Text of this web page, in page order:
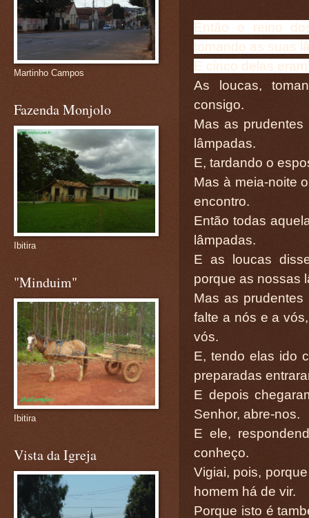
Então o reino
tomando as suas
E cinco delas
As loucas,
consigo.
Mas as
lâmpadas.
E, tardando o
Mas à meia-noite
encontro.
Então todas
lâmpadas.
E as loucas
porque as nossas
Mas as
falte a nós e a
vós.
E, tendo elas ido
preparadas
E depois
Senhor, abre-nos.
E ele,
conheço.
Vigiai, pois,
homem há de vir.
Porque isto é
Martinho Campos
Fazenda Monjolo
Ibitira
"Minduim"
Ibitira
Vista da Igreja